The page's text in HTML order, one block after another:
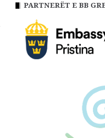
PARTNERËT E BB